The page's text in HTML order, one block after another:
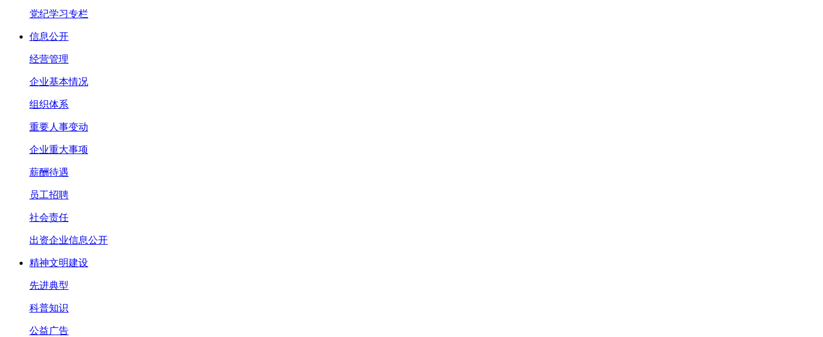
党纪学习专栏
信息公开
经营管理
企业基本情况
组织体系
重要人事变动
企业重大事项
薪酬待遇
员工招聘
社会责任
出资企业信息公开
精神文明建设
先进典型
科普知识
公益广告